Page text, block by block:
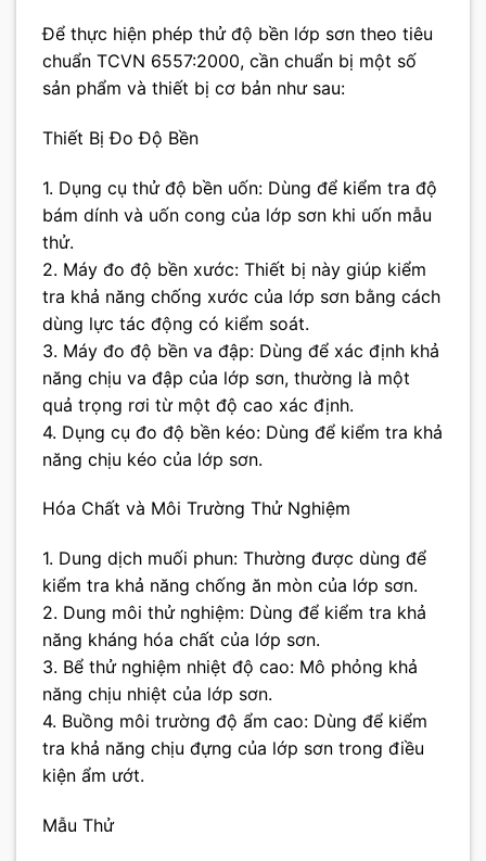
Để thực hiện phép thử độ bền lớp sơn theo tiêu
chuẩn TCVN 6557:2000, cần chuẩn bị một số
sản phẩm và thiết bị cơ bản như sau:
Thiết Bị Đo Độ Bền
1. Dụng cụ thử độ bền uốn: Dùng để kiểm tra độ
bám dính và uốn cong của lớp sơn khi uốn mẫu
thử.
2. Máy đo độ bền xước: Thiết bị này giúp kiểm
tra khả năng chống xước của lớp sơn bằng cách
dùng lực tác động có kiểm soát.
3. Máy đo độ bền va đập: Dùng để xác định khả
năng chịu va đập của lớp sơn, thường là một
quả trọng rơi từ một độ cao xác định.
4. Dụng cụ đo độ bền kéo: Dùng để kiểm tra khả
năng chịu kéo của lớp sơn.
Hóa Chất và Môi Trường Thử Nghiệm
1. Dung dịch muối phun: Thường được dùng để
kiểm tra khả năng chống ăn mòn của lớp sơn.
2. Dung môi thử nghiệm: Dùng để kiểm tra khả
năng kháng hóa chất của lớp sơn.
3. Bể thử nghiệm nhiệt độ cao: Mô phỏng khả
năng chịu nhiệt của lớp sơn.
4. Buồng môi trường độ ẩm cao: Dùng để kiểm
tra khả năng chịu đựng của lớp sơn trong điều
kiện ẩm ướt.
Mẫu Thử